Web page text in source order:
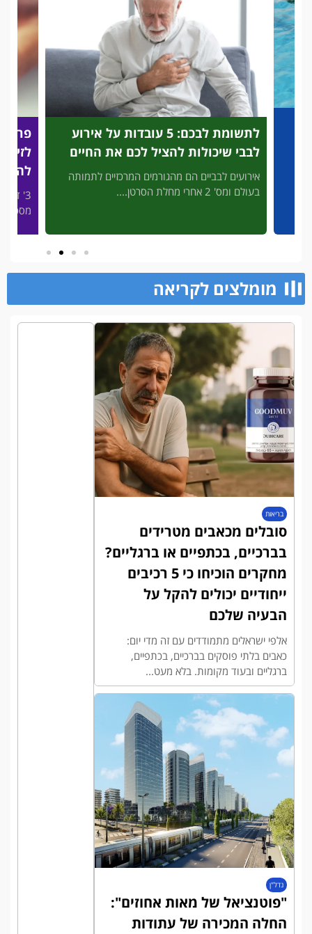
לבכם: 5 עובדות על אירוע
לכם את החיים
המרכזיים לתמותה
פריצת דרך מהפכנית: בדיקת דם
לזיהוי מהיר של התקפי לב שיכולה
להציל לכם את החיים
3' דק קריאה המחשבה שהיקרים לנו יהיו לבד
מומלצים לקריאה​
בריאות
סובלים מכאבים מטרידים
בברכיים, בכתפיים או ברגליים?
מחקרים הוכיחו כי 5 רכיבים
ייחודיים יכולים להקל על
הבעיה שלכם
אלפי ישראלים מתמודדים עם זה מדי יום:
כאבים בלתי פוסקים בברכיים, בכתפיים,
ברגליים ובעוד מקומות. בלא מעט...
נדל"ן
"פוטנציאל של מאות אחוזים":
החלה המכירה של עתודות